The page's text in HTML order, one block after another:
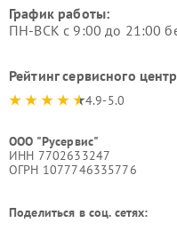
График работы:
ПН-ВСК с 9:00 до 21:00
Рейтинг сервисного
4.9-5.0
ООО "Русервис"
ИНН 7702633247
ОГРН 1077746335776
Поделиться в соц. сетях: